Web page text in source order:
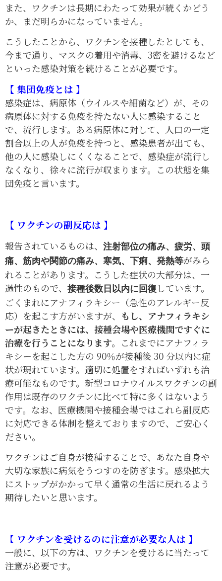
また、ワクチンは長期にわたって効果が続くかどう
か、まだ明らかになっていません。
こうしたことから、ワクチンを接種したとしても、
今まで通り、マスクの着用や消毒、3密を避けるなど
といった感染対策を続けることが必要です。
【 集団免疫とは 】
感染症は、病原体（ウイルスや細菌など）が、その
病原体に対する免疫を持たない人に感染すること
で、流行します。ある病原体に対して、人口の一定
割合以上の人が免疫を持つと、感染患者が出ても、
他の人に感染しにくくなることで、感染症が流行し
なくなり、徐々に流行が収まります。この状態を集
団免疫と言います。
【 ワクチンの副反応は 】
報告されているものは、
注射部位の痛み、疲労、頭
痛、筋肉や関節の痛み、寒気、下痢、発熱等がみら
れることがあります。こうした症状の大部分は、一
過性のもので、
接種後数日以内に回復 しています。
ごくまれにアナフィラキシー（急性のアレルギー反
応）を起こす方がいますが、
もし、アナフィラキシ
ーが起きたときには、接種会場や医療機関ですぐに
治療を行うことになります。 これまでにアナフィラ
キシーを起こした方の 90％が接種後 30 分以内に症
状が現れています。適切に処置をすればいずれも治
療可能なものです。新型コロナウイルスワクチンの副
作用は既存のワクチンに比べて特に多くはないよう
です。なお、医療機関や接種会場ではこれら副反応
に対応できる体制を整えておりますので、ご安心く
ださい。
ワクチンはご自身が接種することで、あなた自身や
大切な家族に病気をうつすのを防ぎます。感染拡大
にストップがかかって早く通常の生活に戻れるよう
期待したいと思います。
【 ワクチンを受けるのに注意が必要な人は 】
一般に、以下の方は、ワクチンを受けるに当たって
注意が必要です。